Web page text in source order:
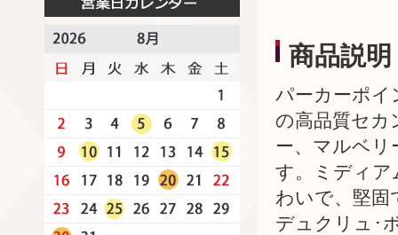
商品説明
パーカーポイ
の高品質セカ
ー、マルベ
す。ミディア
わいで、堅固
デュクリュ･